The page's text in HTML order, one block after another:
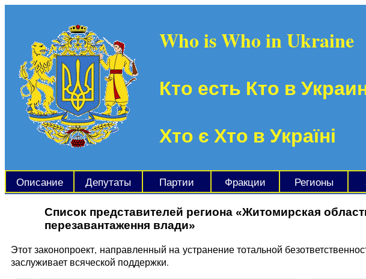
Who is Who in Ukraine
Кто есть Кто в
Хто є Хто в Україні
Описание Депутаты Партии Фракции Регионы
Список представителей региона «Житомирская
перезавантаження влади»
Этот законопроект, направленный на устранение тотальной
заслуживает всяческой поддержки.